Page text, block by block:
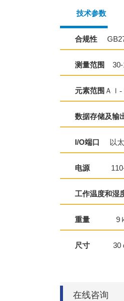
技术参数
合规性
测量范围 30-
元素范围 Ａｌ-
数据存储及输
I/O端口 以太
电源 110-
工作温度和湿
重量 9ｋ
尺寸 30ｃｍ
在线咨询